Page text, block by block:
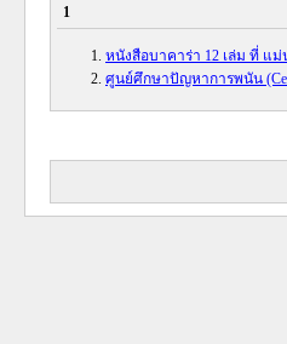
1
หนังสือบาคาร่า 12 เล่ม ที่ แ
ศูนย์ศึกษาปัญหาการพนัน